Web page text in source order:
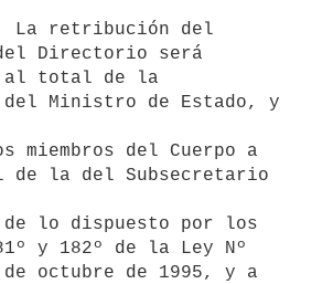
Directorio será
al total de la
Ministro de Estado, y
miembros del Cuerpo a
la del Subsecretario
de lo dispuesto por los
y 182º de la Ley Nº
octubre de 1995, y a